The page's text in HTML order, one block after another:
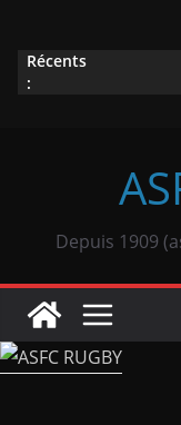
contenu
Récents
:
Depuis 1909